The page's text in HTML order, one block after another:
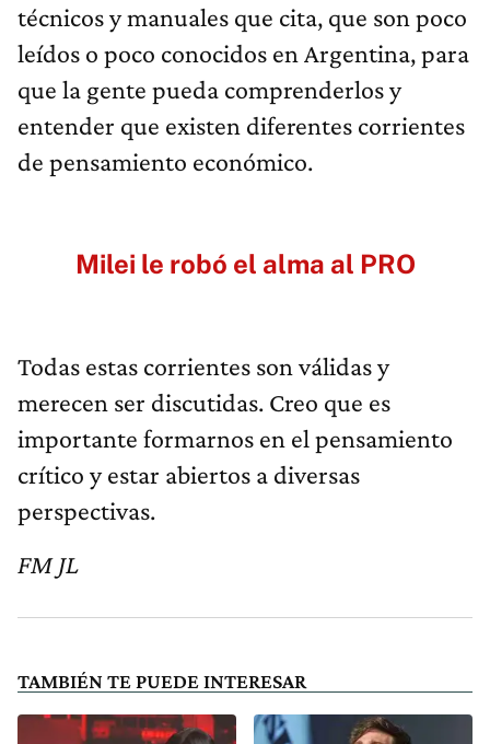
técnicos y manuales que cita, que son poco
leídos o poco conocidos en Argentina, para
que la gente pueda comprenderlos y
entender que existen diferentes corrientes
de pensamiento económico.
Milei le robó el alma al PRO
Todas estas corrientes son válidas y
merecen ser discutidas. Creo que es
importante formarnos en el pensamiento
crítico y estar abiertos a diversas
perspectivas.
FM JL
TAMBIÉN TE PUEDE INTERESAR